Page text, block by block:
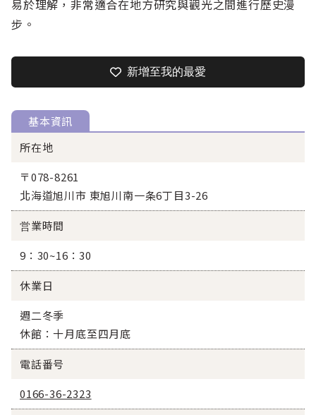
易於理解，非常適合在地方研究與觀光之間進行歷史漫
步。
新增至我的最愛
基本資訊
所在地
〒078-8261
北海道旭川市 東旭川南一条6丁目3-26
営業時間
9：30~16：30
休業日
週二冬季
休館：十月底至四月底
電話番号
0166-36-2323